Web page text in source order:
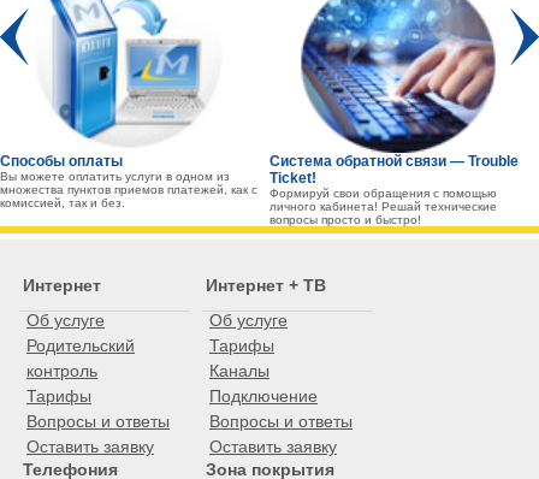
Способы оплаты
Вы можете оплатить услуги в одном из
множества пунктов приемов платежей, как с
комиссией, так и без.
Система обратной связи — Trouble
Ticket!
Формируй свои обращения с помощью
личного кабинета! Решай технические
вопросы просто и быстро!
Интернет
Об услуге
Родительский
контроль
Тарифы
Вопросы и ответы
Оставить заявку
Интернет + ТВ
Об услуге
Тарифы
Каналы
Подключение
Вопросы и ответы
Оставить заявку
Телефония
Зона покрытия